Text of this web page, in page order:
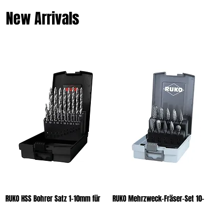
New Arrivals
RUKO HSS Bohrer Satz 1-10mm für
RUKO Mehrzweck-Fräser-Set 10-